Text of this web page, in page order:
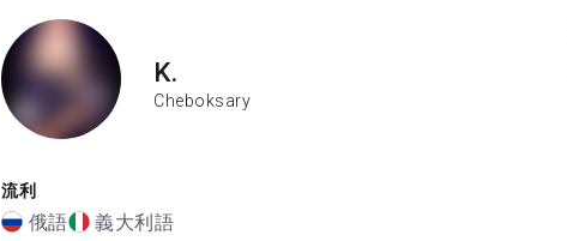
K.
Cheboksary
流利
俄語 義大利語